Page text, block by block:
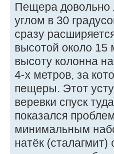
Пещера довольно
углом в 30
сразу
высотой около
высоту колонна
4-х метров, за
пещеры. Этот
веревки спуск
показался
минимальным
натёк